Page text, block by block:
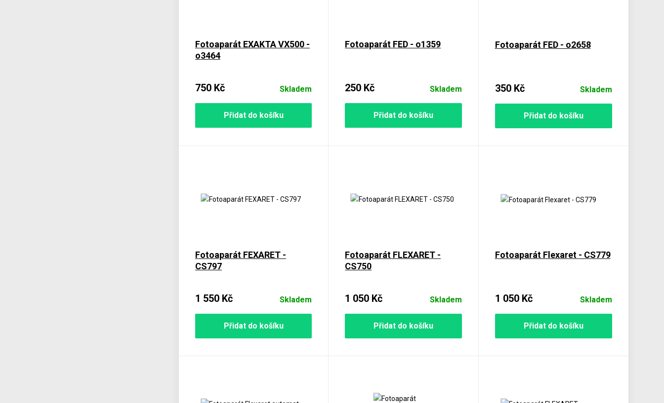
Fotoaparát EXAKTA VX500 -
o3464
750 Kč Skladem
Přidat do košíku
Fotoaparát FED - o1359
250 Kč Skladem
Přidat do košíku
Fotoaparát FED - o2658
350 Kč Skladem
Přidat do košíku
Fotoaparát FEXARET -
CS797
1 550 Kč Skladem
Přidat do košíku
Fotoaparát FLEXARET -
CS750
1 050 Kč Skladem
Přidat do košíku
Fotoaparát Flexaret - CS779
1 050 Kč Skladem
Přidat do košíku